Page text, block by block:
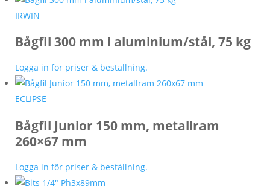
IRWIN
Bågfil 300 mm i aluminium/stål, 75 kg
Logga in för priser & beställning.
ECLIPSE
Bågfil Junior 150 mm, metallram
260×67 mm
Logga in för priser & beställning.